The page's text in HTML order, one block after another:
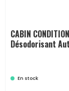
CABIN
Désodorisant
En stock